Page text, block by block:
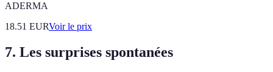
ADERMA
18.51 EURVoir le prix
7. Les surprises spontanées